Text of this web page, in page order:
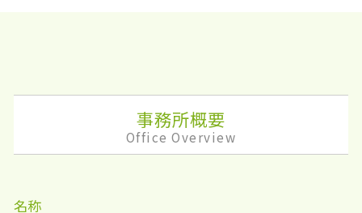
事務所概要
Office Overview
名称